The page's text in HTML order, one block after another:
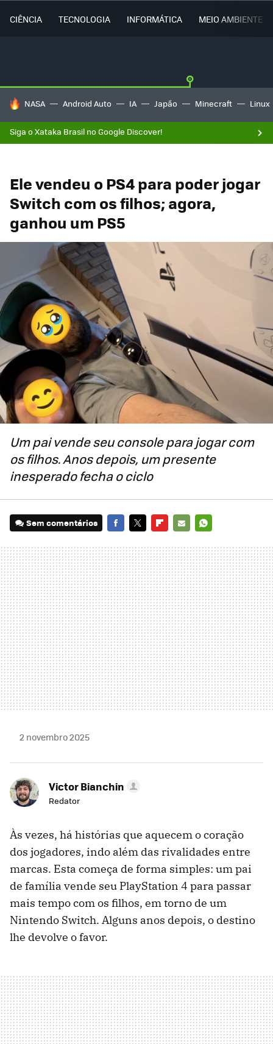
CIÊNCIA TECNOLOGIA INFORMÁTICA MEIO AMBIENTE
TENDÊNCIAS DO DIA
NASA Android Auto IA Japão Minecraft Linux
Siga o Xataka Brasil no Google Discover!
Ele vendeu o PS4 para poder jogar
Switch com os filhos; agora,
ganhou um PS5
Um pai vende seu console para jogar com
os filhos. Anos depois, um presente
inesperado fecha o ciclo
Sem comentários
MAIL
2 novembro 2025
Victor Bianchin
Redator
Às vezes, há histórias que aquecem o coração
dos jogadores, indo além das rivalidades entre
marcas. Esta começa de forma simples: um pai
de família vende seu PlayStation 4 para passar
mais tempo com os filhos, em torno de um
Nintendo Switch. Alguns anos depois, o destino
lhe devolve o favor.